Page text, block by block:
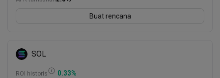
Buat rencana
SOL
ROI historis 0.33%